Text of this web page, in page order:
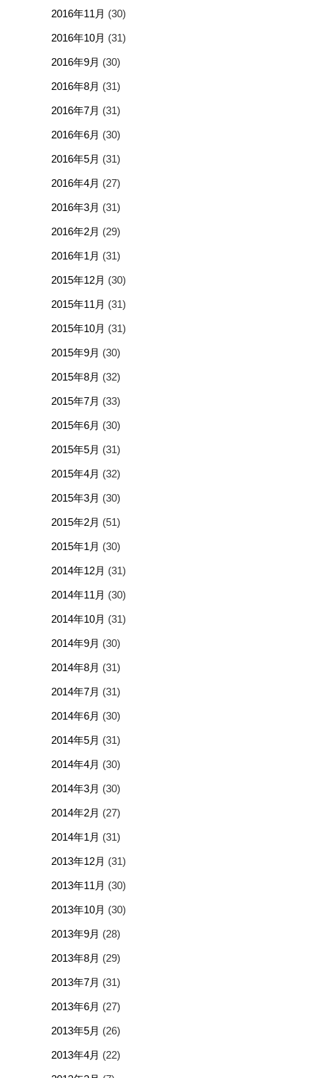
2016年11月 (30)
2016年10月 (31)
2016年9月 (30)
2016年8月 (31)
2016年7月 (31)
2016年6月 (30)
2016年5月 (31)
2016年4月 (27)
2016年3月 (31)
2016年2月 (29)
2016年1月 (31)
2015年12月 (30)
2015年11月 (31)
2015年10月 (31)
2015年9月 (30)
2015年8月 (32)
2015年7月 (33)
2015年6月 (30)
2015年5月 (31)
2015年4月 (32)
2015年3月 (30)
2015年2月 (51)
2015年1月 (30)
2014年12月 (31)
2014年11月 (30)
2014年10月 (31)
2014年9月 (30)
2014年8月 (31)
2014年7月 (31)
2014年6月 (30)
2014年5月 (31)
2014年4月 (30)
2014年3月 (30)
2014年2月 (27)
2014年1月 (31)
2013年12月 (31)
2013年11月 (30)
2013年10月 (30)
2013年9月 (28)
2013年8月 (29)
2013年7月 (31)
2013年6月 (27)
2013年5月 (26)
2013年4月 (22)